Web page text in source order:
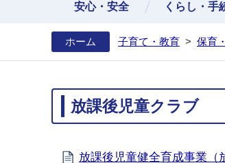
安心・安全 くらし・手
ホーム 子育て・教育 > 保育
放課後児童クラブ
放課後児童健全育成事業（